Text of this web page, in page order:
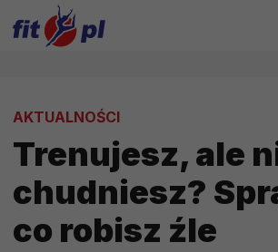
AKTUALNOŚCI
Trenujesz, ale
chudniesz?
co robisz źle